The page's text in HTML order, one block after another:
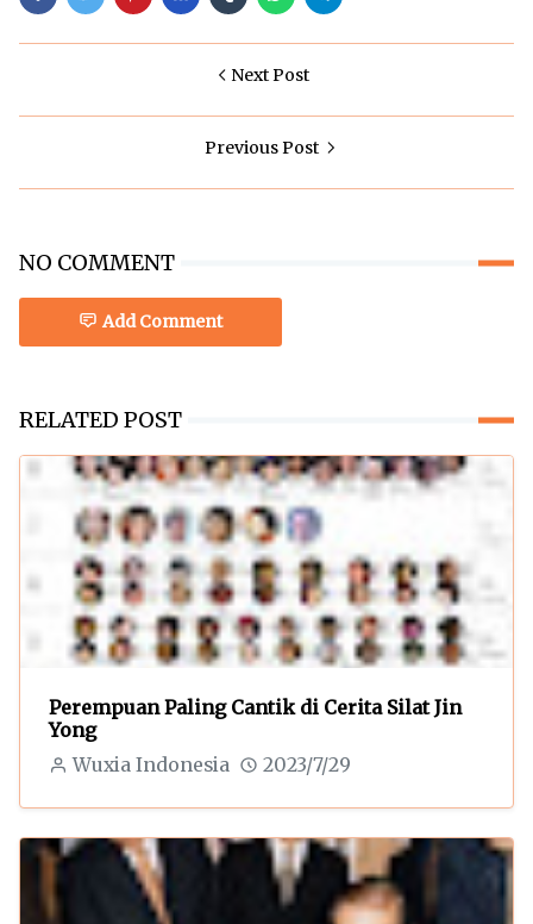
Next Post
Previous Post
NO COMMENT
Add Comment
RELATED POST
Perempuan Paling Cantik di Cerita Silat Jin
Yong
Wuxia Indonesia 2023/7/29